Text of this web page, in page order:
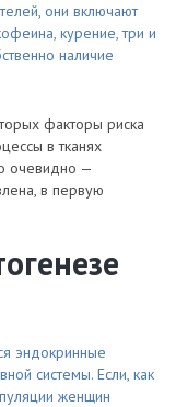
они включают
курение, три и
наличие
факторы риска
в тканях
очевидно —
в первую
эндокринные
системы. Если, как
женщин